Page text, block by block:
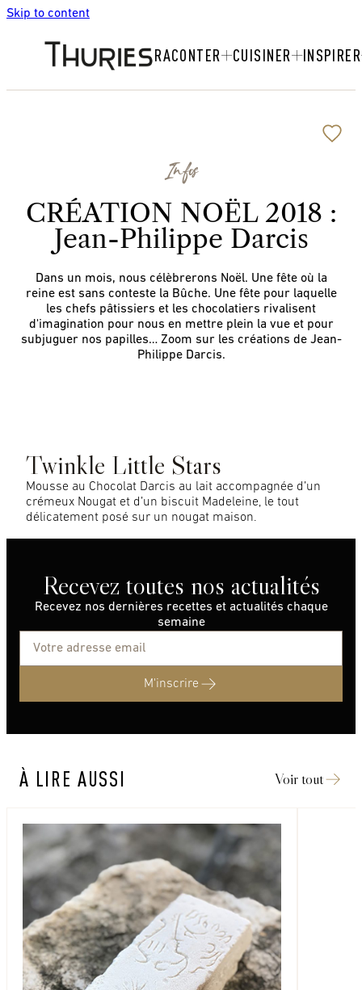
Skip to content
RACONTER CUISINER INSPIRER
Infos
CRÉATION NOËL 2018 :
Jean-Philippe Darcis
Dans un mois, nous célèbrerons Noël. Une fête où la
reine est sans conteste la Bûche. Une fête pour laquelle
les chefs pâtissiers et les chocolatiers rivalisent
d'imagination pour nous en mettre plein la vue et pour
subjuguer nos papilles… Zoom sur les créations de Jean-
Philippe Darcis.
Twinkle Little Stars
Mousse au Chocolat Darcis au lait accompagnée d’un
crémeux Nougat et d’un biscuit Madeleine, le tout
délicatement posé sur un nougat maison.
Recevez toutes nos actualités
Recevez nos dernières recettes et actualités chaque
semaine
M'inscrire
À LIRE AUSSI Voir tout